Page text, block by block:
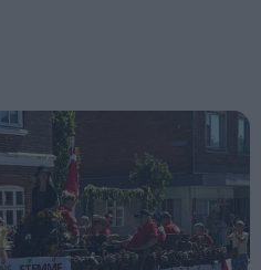
sig bemærket som
selskab af DJ Justé,
på samvittigheden.
på, at man skal være
til festen fredag, mens